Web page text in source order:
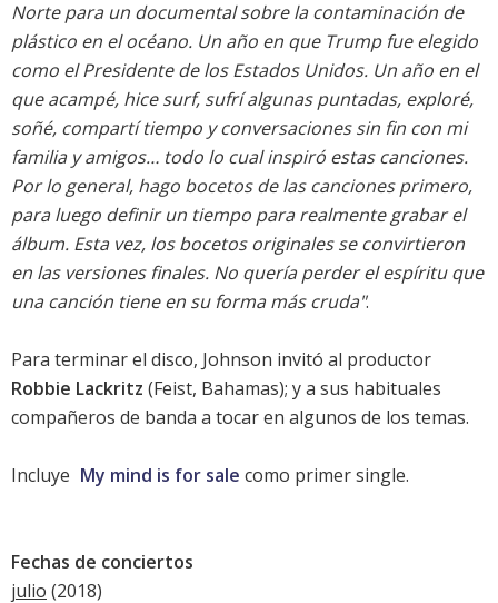
Norte para un documental sobre la contaminación de
plástico en el océano. Un año en que Trump fue elegido
como el Presidente de los Estados Unidos. Un año en el
que acampé, hice surf, sufrí algunas puntadas, exploré,
soñé, compartí tiempo y conversaciones sin fin con mi
familia y amigos… todo lo cual inspiró estas canciones.
Por lo general, hago bocetos de las canciones primero,
para luego definir un tiempo para realmente grabar el
álbum. Esta vez, los bocetos originales se convirtieron
en las versiones finales. No quería perder el espíritu que
una canción tiene en su forma más cruda".
Para terminar el disco, Johnson invitó al productor
Robbie Lackritz (Feist, Bahamas); y a sus habituales
compañeros de banda a tocar en algunos de los temas.
Incluye My mind is for sale como primer single.
Fechas de conciertos
julio (2018)